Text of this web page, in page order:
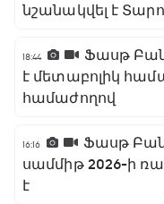
նշանակվել է
18:44
Ֆասթ
է մետաբոլիկ
համաժողով
16:16
Ֆասթ
սամմիթ 2026-ի
է